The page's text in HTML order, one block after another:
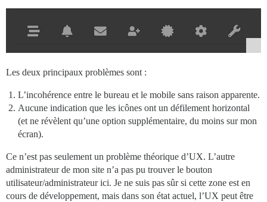
Les deux principaux problèmes sont :
L’incohérence entre le bureau et le mobile sans raison apparente.
Aucune indication que les icônes ont un défilement horizontal
(et ne révèlent qu’une option supplémentaire, du moins sur mon
écran).
Ce n’est pas seulement un problème théorique d’UX. L’autre
administrateur de mon site n’a pas pu trouver le bouton
utilisateur/administrateur ici. Je ne suis pas sûr si cette zone est en
cours de développement, mais dans son état actuel, l’UX peut être